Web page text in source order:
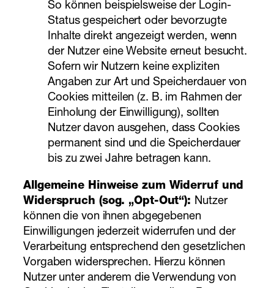
So können beispielsweise der Login-
Status gespeichert oder bevorzugte
Inhalte direkt angezeigt werden, wenn
der Nutzer eine Website erneut besucht.
Sofern wir Nutzern keine expliziten
Angaben zur Art und Speicherdauer von
Cookies mitteilen (z. B. im Rahmen der
Einholung der Einwilligung), sollten
Nutzer davon ausgehen, dass Cookies
permanent sind und die Speicherdauer
bis zu zwei Jahre betragen kann.
Allgemeine Hinweise zum Widerruf und
Widerspruch (sog. „Opt-Out“): Nutzer
können die von ihnen abgegebenen
Einwilligungen jederzeit widerrufen und der
Verarbeitung entsprechend den gesetzlichen
Vorgaben widersprechen. Hierzu können
Nutzer unter anderem die Verwendung von